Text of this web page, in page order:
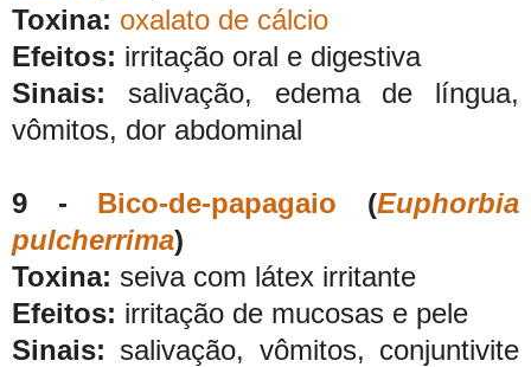
Toxina: oxalato de cálcio
Efeitos: irritação oral e digestiva
Sinais: salivação, edema de língua,
vômitos, dor abdominal
9 - Bico-de-papagaio (Euphorbia
pulcherrima)
Toxina: seiva com látex irritante
Efeitos: irritação de mucosas e pele
Sinais: salivação, vômitos, conjuntivite